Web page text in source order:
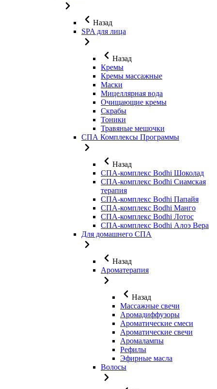
Назад
SPA для лица
Назад
Кремы
Кремы массажные
Маски
Мицеллярная вода
Очищающие кремы
Скрабы
Тоники
Травяные мешочки
СПА Комплексы Программы
Назад
СПА-комплекс Bodhi Шоколад
СПА-комплекс Bodhi Сиамская
терапия
СПА-комплекс Bodhi Папайя
СПА-комплекс Bodhi Манго
СПА-комплекс Bodhi Лотос
СПА-комплекс Bodhi Алоэ Вера
Для домашнего СПА
Назад
Ароматерапия
Назад
Массажные свечи
Аромадиффузоры
Ароматические смеси
Ароматические свечи
Аромалампы
Рефилы
Эфирные масла
Волосы